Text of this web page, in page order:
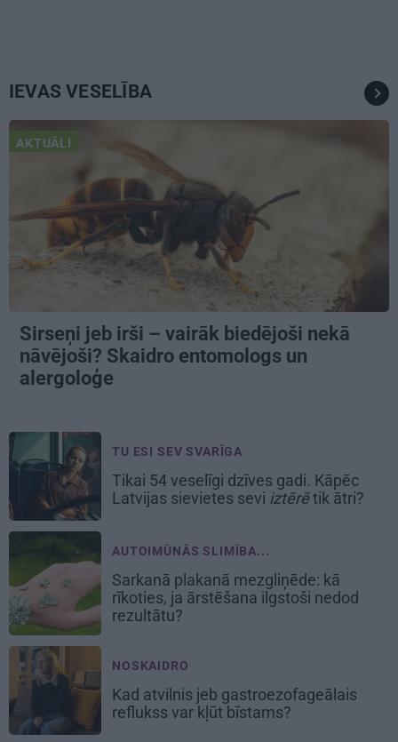
IEVAS VESELĪBA
AKTUĀLI
Sirseņi jeb irši – vairāk biedējoši nekā
nāvējoši? Skaidro entomologs un
alergoloģe
TU ESI SEV SVARĪGA
Tikai 54 veselīgi dzīves gadi. Kāpēc
Latvijas sievietes sevi iztērētik ātri?
AUTOIMŪNĀS SLIMĪBA...
Sarkanā plakanā mezgliņēde: kā
rīkoties, ja ārstēšana ilgstoši nedod
rezultātu?
NOSKAIDRO
Kad atvilnis jeb gastroezofageālais
reflukss var kļūt bīstams?